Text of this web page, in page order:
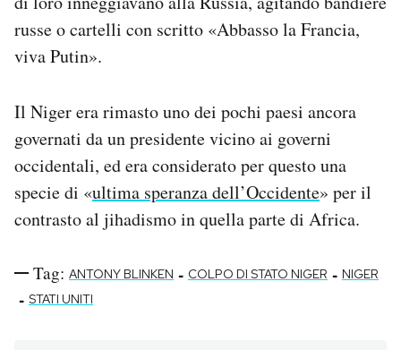
russe o cartelli con scritto «Abbasso la Francia,
viva Putin».
Il Niger era rimasto uno dei pochi paesi ancora
governati da un presidente vicino ai governi
occidentali, ed era considerato per questo una
specie di «ultima speranza dell’Occidente» per il
contrasto al jihadismo in quella parte di Africa.
Tag: ANTONY BLINKEN - COLPO DI STATO NIGER - NIGER
- STATI UNITI